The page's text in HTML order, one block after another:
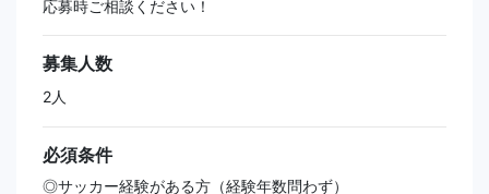
応募時ご相談ください！
募集人数
2人
必須条件
◎サッカー経験がある方（経験年数問わず）